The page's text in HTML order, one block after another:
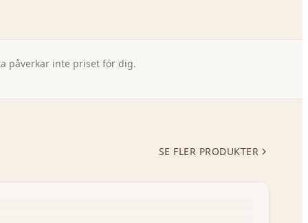
påverkar inte priset för dig.
SE FLER PRODUKTER